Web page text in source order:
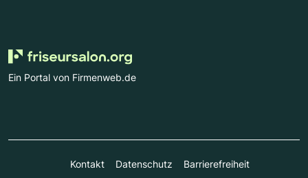
Ein Portal von Firmenweb.de
Kontakt Datenschutz
Barrierefreiheit